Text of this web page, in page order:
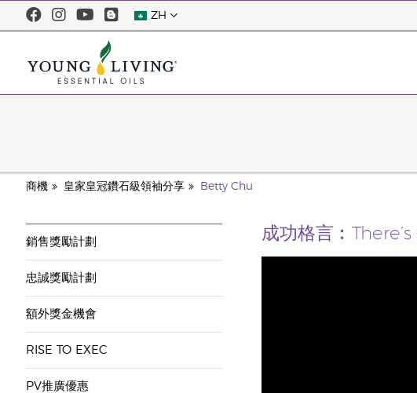
ZH
商機 皇家皇冠鑽石級領袖分享 Betty Chu
銷售獎勵計劃
忠誠獎勵計劃
額外獎金機會
RISE TO EXEC
PV推廣優惠
成功格言